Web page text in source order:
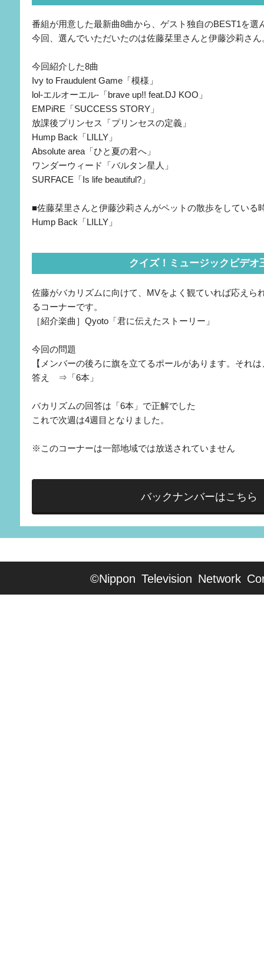
番組が用意した最新曲8曲から、ゲスト独自のBEST1を選
今回、選んでいただいたのは佐藤栞里さんと伊藤沙莉さん
今回紹介した8曲
Ivy to Fraudulent Game「模様」
lol-エルオーエル-「brave up!! feat.DJ KOO」
EMPiRE「SUCCESS STORY」
放課後プリンセス「プリンセスの定義」
Hump Back「LILLY」
Absolute area「ひと夏の君へ」
ワンダーウィード「バルタン星人」
SURFACE「Is life beautiful?」
■佐藤栞里さんと伊藤沙莉さんがペットの散歩をしている
Hump Back「LILLY」
クイズ！ミュージックビデオ
佐藤がバカリズムに向けて、MVをよく観ていれば応えら
るコーナーです。
［紹介楽曲］Qyoto「君に伝えたストーリー」
今回の問題
【メンバーの後ろに旗を立てるポールがあります。それ
答え ⇒「6本」
バカリズムの回答は「6本」で正解でした
これで次週は4週目となりました。
※このコーナーは一部地域では放送されていません
バックナンバーはこちら
©Nippon Television Network